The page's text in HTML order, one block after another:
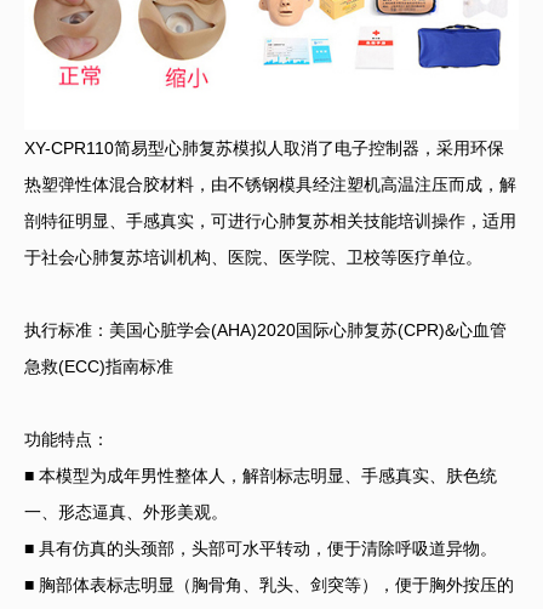
XY-CPR110简易型心肺复苏模拟人取消了电子控制器，采用环保
热塑弹性体混合胶材料，由不锈钢模具经注塑机高温注压而成，解
剖特征明显、手感真实，可进行心肺复苏相关技能培训操作，适用
于社会心肺复苏培训机构、医院、医学院、卫校等医疗单位。
执行标准：美国心脏学会(AHA)2020国际心肺复苏(CPR)&心血管
急救(ECC)指南标准
功能特点：
■ 本模型为成年男性整体人，解剖标志明显、手感真实、肤色统
一、形态逼真、外形美观。
■ 具有仿真的头颈部，头部可水平转动，便于清除呼吸道异物。
■ 胸部体表标志明显（胸骨角、乳头、剑突等），便于胸外按压的